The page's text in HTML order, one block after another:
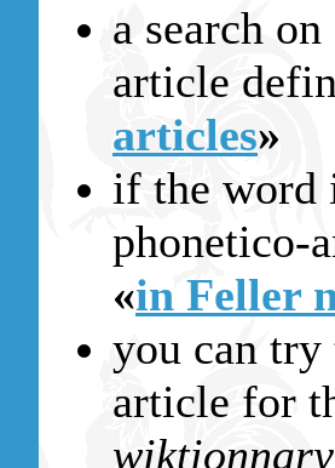
a search
article
articles»
if the word
phonetico-
«in Feller
you can try
article for
wiktionnary